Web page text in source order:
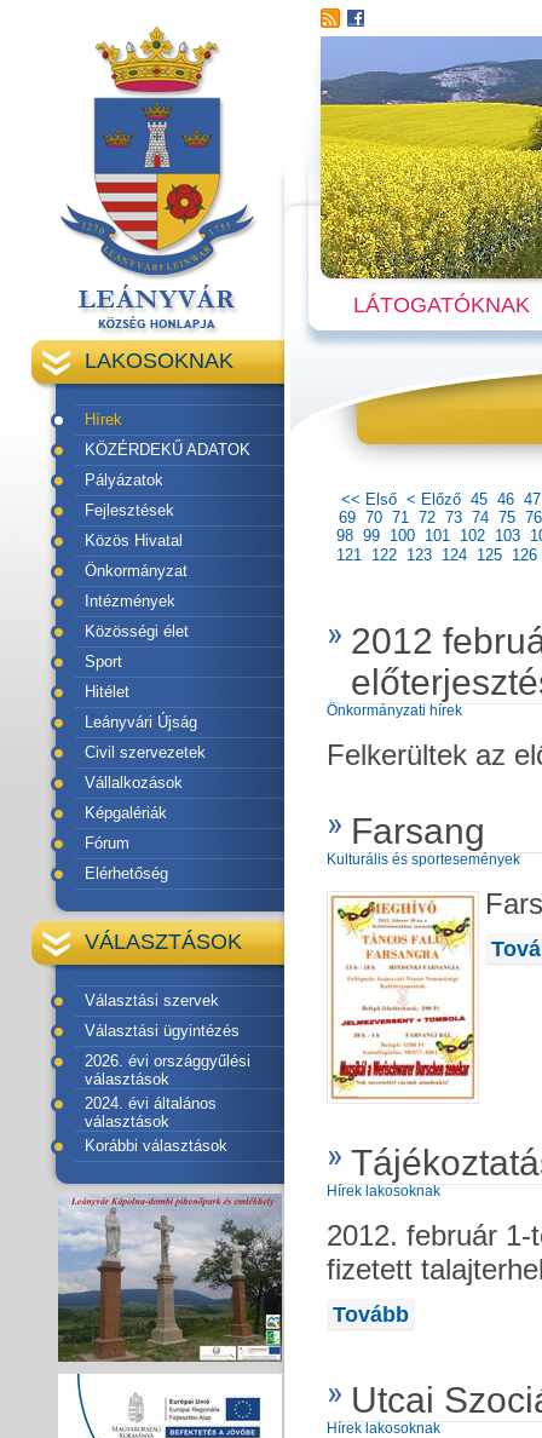
LAKOSOKNAK
Hírek
KÖZÉRDEKŰ ADATOK
Pályázatok
Fejlesztések
Közös Hivatal
Önkormányzat
Intézmények
Közösségi élet
Sport
Hitélet
Leányvári Újság
Civil szervezetek
Vállalkozások
Képgalériák
Fórum
Elérhetőség
VÁLASZTÁSOK
Választási szervek
Választási ügyintézés
2026. évi országgyűlési
választások
2024. évi általános
választások
Korábbi választások
LÁTOGATÓKNAK
<< Első < Előző 45 46 47
69 70 71 72 73 74 75 76
98 99 100 101 102 103
121
122 123 124 125 126
2012
Önkormányzati hírek
Felkerültek az
Farsang
Kulturális és sportesemények
Hírek lakosoknak
2012. február
fizetett
Tovább
Utcai
Hírek lakosoknak